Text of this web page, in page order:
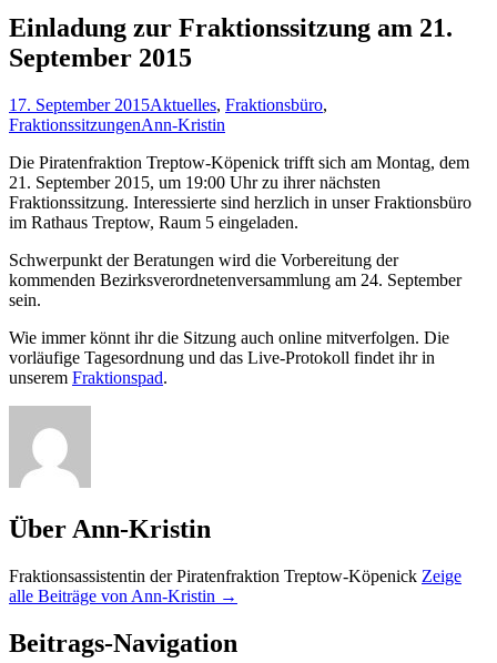
Einladung zur Fraktionssitzung am 21.
September 2015
17. September 2015Aktuelles, Fraktionsbüro,
FraktionssitzungenAnn-Kristin
Die Piratenfraktion Treptow-Köpenick trifft sich am Montag, dem
21. September 2015, um 19:00 Uhr zu ihrer nächsten
Fraktionssitzung. Interessierte sind herzlich in unser Fraktionsbüro
im Rathaus Treptow, Raum 5 eingeladen.
Schwerpunkt der Beratungen wird die Vorbereitung der
kommenden Bezirksverordnetenversammlung am 24. September
sein.
Wie immer könnt ihr die Sitzung auch online mitverfolgen. Die
vorläufige Tagesordnung und das Live-Protokoll findet ihr in
unserem Fraktionspad.
Über Ann-Kristin
Fraktionsassistentin der Piratenfraktion Treptow-Köpenick Zeige
alle Beiträge von Ann-Kristin →
Beitrags-Navigation